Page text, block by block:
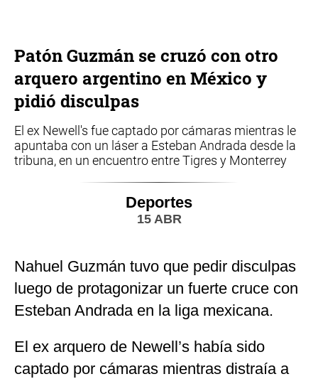
Patón Guzmán se cruzó con otro
arquero argentino en México y
pidió disculpas
El ex Newell's fue captado por cámaras mientras le
apuntaba con un láser a Esteban Andrada desde la
tribuna, en un encuentro entre Tigres y Monterrey
Deportes
15 ABR
Nahuel Guzmán tuvo que pedir disculpas
luego de protagonizar un fuerte cruce con
Esteban Andrada en la liga mexicana.
El ex arquero de Newell’s había sido
captado por cámaras mientras distraía a